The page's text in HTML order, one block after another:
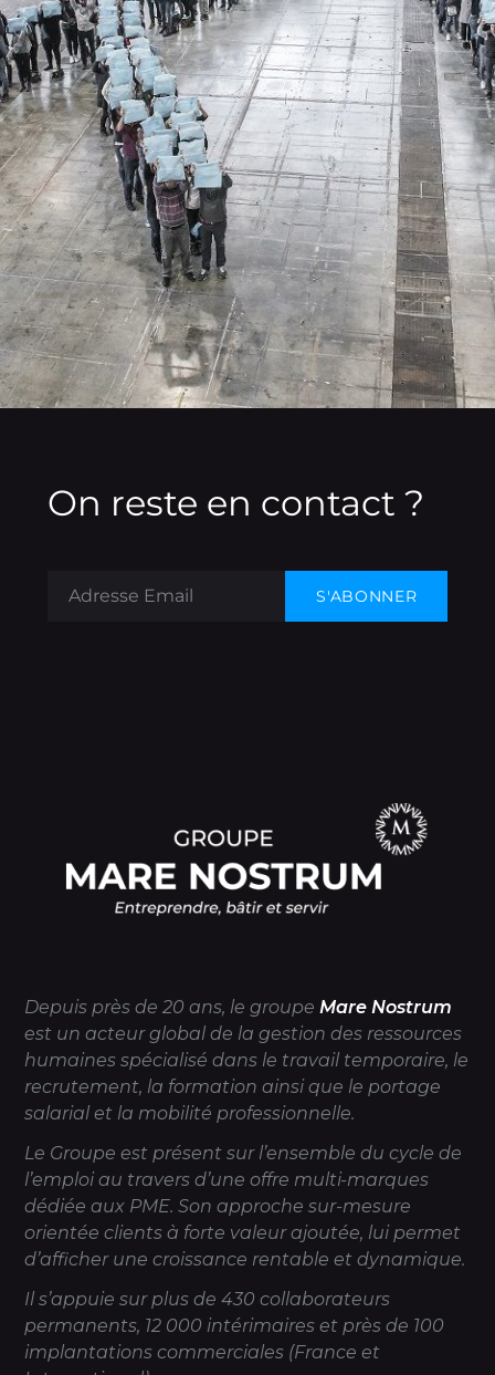
On reste en contact ?
Adresse Email
Depuis près de 20 ans, le groupeMare Nostrum
est un acteur global de la gestion des ressources
humaines spécialisé dans le travail temporaire, le
recrutement, la formation ainsi que le portage
salarial et la mobilité professionnelle.
Le Groupe est présent sur l’ensemble du cycle de
l’emploi au travers d’une offre multi-marques
dédiée aux PME. Son approche sur-mesure
orientée clients à forte valeur ajoutée, lui permet
d’afficher une croissance rentable et dynamique.
Il s’appuie sur plus de 430 collaborateurs
permanents, 12 000 intérimaires et près de 100
implantations commerciales (France et